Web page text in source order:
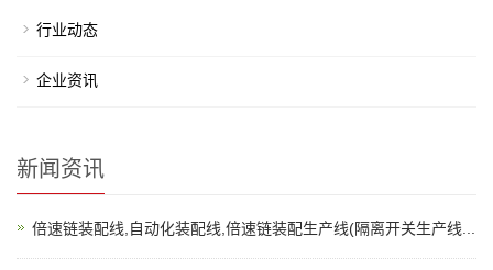
行业动态
企业资讯
新闻资讯
倍速链装配线,自动化装配线,倍速链装配生产线(隔离开关生产线...